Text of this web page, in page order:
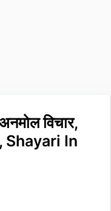
विचार,
Shayari In